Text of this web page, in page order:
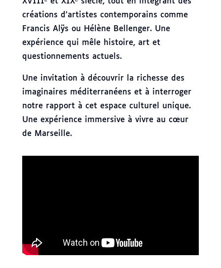
créations d’artistes contemporains comme
Francis Alÿs ou Hélène Bellenger. Une
expérience qui mêle histoire, art et
questionnements actuels.
Une invitation à découvrir la richesse des
imaginaires méditerranéens et à interroger
notre rapport à cet espace culturel unique.
Une expérience immersive à vivre au cœur
de Marseille.